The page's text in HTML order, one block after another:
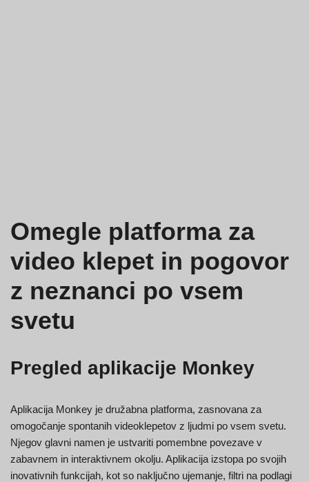
Omegle platforma za
video klepet in pogovor
z neznanci po vsem
svetu
Pregled aplikacije Monkey
Aplikacija Monkey je družabna platforma, zasnovana za
omogočanje spontanih videoklepetov z ljudmi po vsem svetu.
Njegov glavni namen je ustvariti pomembne povezave v
zabavnem in interaktivnem okolju. Aplikacija izstopa po svojih
inovativnih funkcijah, kot so naključno ujemanje, filtri na podlagi